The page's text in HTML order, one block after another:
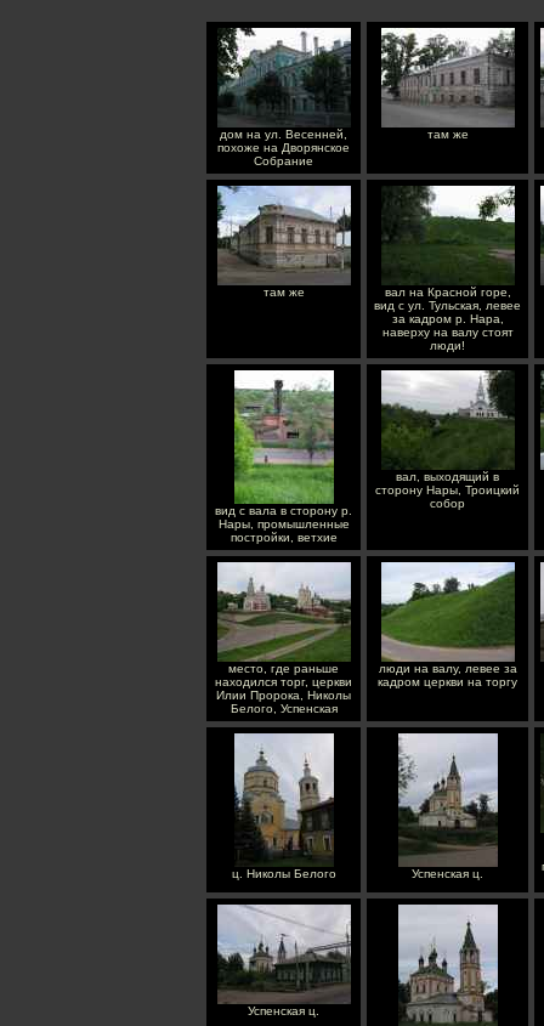
дом на ул. Весенней,
похоже на Дворянское
Собрание
там же
там же
вал на Красной горе,
вид с ул. Тульская, левее
за кадром р. Нара,
наверху на валу стоят
люди!
вид с вала в сторону р.
Нары, промышленные
постройки, ветхие
вал, выходящий в
сторону Нары, Троицкий
собор
место, где раньше
находился торг, церкви
Илии Пророка, Николы
Белого, Успенская
люди на валу, левее за
кадром церкви на торгу
ц. Николы Белого Успенская ц.
Успенская ц.